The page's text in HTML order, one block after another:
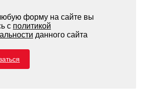
форму на сайте вы
с политикой
данного сайта